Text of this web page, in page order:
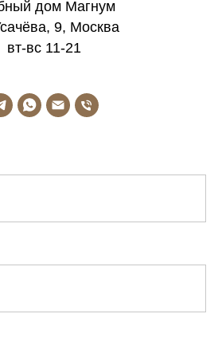
дом Магнум
9, Москва
вт-вс 11-21